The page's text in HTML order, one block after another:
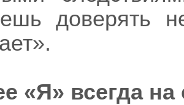
доверять
«Я» всегда на